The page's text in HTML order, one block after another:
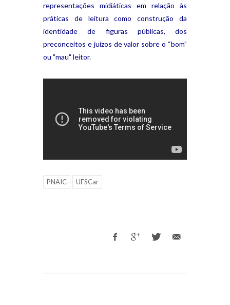
representações midiáticas em relação às
práticas de leitura como construção da
identidade de figuras públicas, dos
preconceitos e juízos de valor sobre o “bom”
ou "mau" leitor.
PNAIC UFSCar